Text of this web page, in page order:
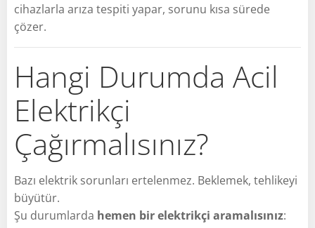
cihazlarla arıza tespiti yapar, sorunu kısa sürede
çözer.
Hangi Durumda Acil
Elektrikçi
Çağırmalısınız?
Bazı elektrik sorunları ertelenmez. Beklemek, tehlikeyi
büyütür.
Şu durumlarda hemen bir elektrikçi aramalısınız: